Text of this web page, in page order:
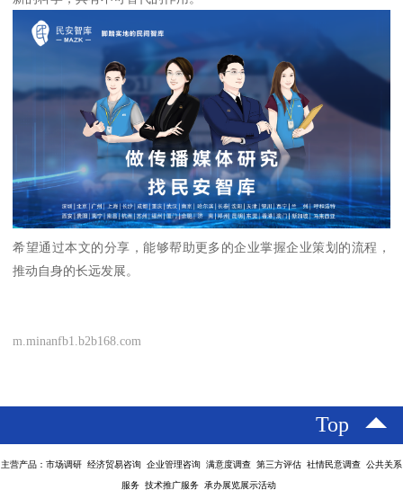
希望通过本文的分享，能够帮助更多的企业掌握企业策划的流程，
推动自身的长远发展。
m.minanfb1.b2b168.com
Top
主营产品：市场调研 经济贸易咨询 企业管理咨询 满意度调查 第三方评估 社情民意调查 公共关系
服务 技术推广服务 承办展览展示活动